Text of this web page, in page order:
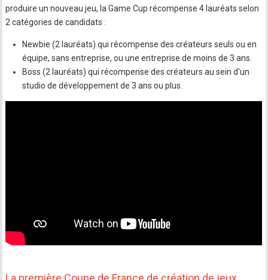
produire un nouveau jeu, la Game Cup récompense 4 lauréats selon
2 catégories de candidats :
Newbie (2 lauréats) qui récompense des créateurs seuls ou en
équipe, sans entreprise, ou une entreprise de moins de 3 ans.
Boss (2 lauréats) qui récompense des créateurs au sein d'un
studio de développement de 3 ans ou plus.